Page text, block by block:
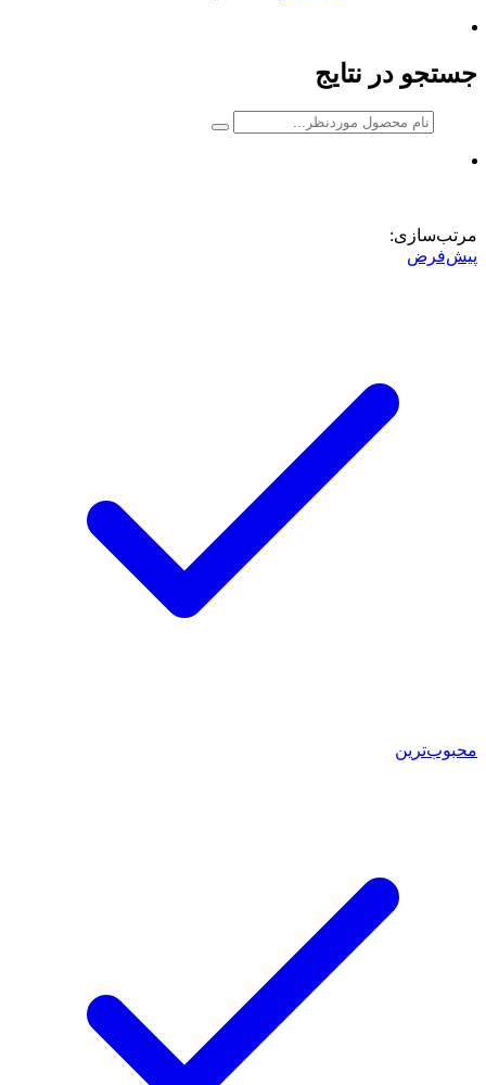
جستجو در نتایج
مرتب‌سازی:
پیش‌فرض
محبوب‌ترین